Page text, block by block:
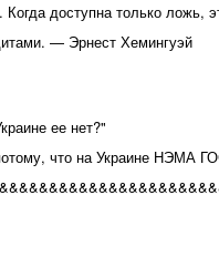
Когда доступна только ложь,
— Эрнест Хемингуэй
ее нет?"
что на Украине НЭМА